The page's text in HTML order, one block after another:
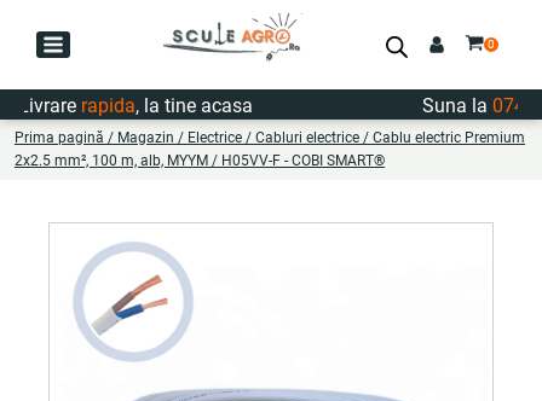
rapida, la tine acasa Suna la
Prima pagină / Magazin / Electrice / Cabluri electrice / Cablu electric Premium
2x2.5 mm², 100 m, alb, MYYM / H05VV-F - COBI SMART®